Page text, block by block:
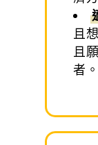
且
且
者。